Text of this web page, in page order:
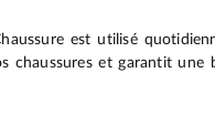
est utilisé
chaussures et garantit une